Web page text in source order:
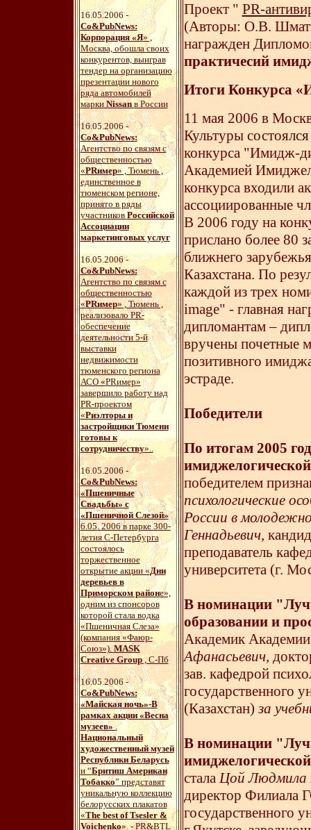
16.05.2006 -
Со&PubNews:
Корпорация «Я» ,
Москва, обошла своих
конкурентов, выиграв
тендер на организацию
презентации нового
ряда автомобилей
маркиNissanв России
16.05.2006 -
Со&PubNews:
Агентство по связям с
общественностью
«PRимер» , Тюмень ,
единственное в
тюменском регионе,
принято в ряды
участников Российской
Ассоциации
маркетинговых услуг
16.05.2006 -
Со&PubNews:
Агентство по связям с
общественностью
«PRимер» , Тюмень ,
реализовало PR-
обеспечение
деятельности 5-й
выставки
недвижимости
тюменского региона
АСО «PRимер»
завершило работу над
PR-проектом
«Риэлторы и
застройщики Тюмени
готовы к
сотрудничеству»..
16.05.2006 -
Со&PubNews:
«Пшеничные
Свадьбы» с
«Пшеничной Слезой»
6.05. 2006 в парке 300-
летия С-Петербурга
состоялось
торжественное
открытие акции «Дни
деревьев в
Приморском районе»,
одним из спонсоров
которой стала водка
«Пшеничная Слеза»
(компания «Фаюр-
Союз»). МASK
Creative Group, С-Пб
16.05.2006 -
Со&PubNews:
«Майская ночь»-В
рамках акции «Весна
музеев».
Национальный
художественный музей
Республики Беларусь
и “Бритиш Американ
Тобакко” представят
уникальную коллекцию
белорусских плакатов
«The best of Tsesler &
Voichenko». - PR&BTL
Проект " PR-
(Авторы: О.В.
награжден
практичесий
Итоги Конкурса
11 мая 2006 в
Культуры
конкурса "Имидж-
Академией
конкурса входили
ассоциированные
В 2006 году на
прислано более 80
ближнего
Казахстана. По
каждой из трех
image" - главная
дипломантам –
вручены почетные
позитивного
эстраде.
Победители
По итогам 2005
победителем
психологические
России в
Геннадьевич,
преподаватель
университета (г.
В номинации
образовании и
Академик
Афанасьевич,
зав. кафедрой
государственного
(Казахстан)за
В номинации
сталаЦой Людмила
директор Филиала
государственного